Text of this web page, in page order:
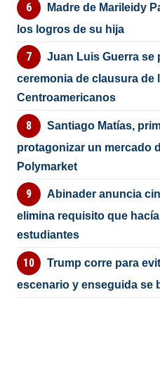
Madre de Marileidy
los logros de su hija
Juan Luis Guerra se
ceremonia de clausura de
Centroamericanos
Santiago Matías,
protagonizar un mercado
Polymarket
Abinader anuncia
elimina requisito que
estudiantes
Trump corre para
escenario y enseguida se